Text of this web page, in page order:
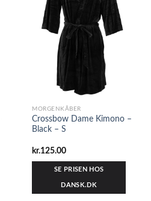
MORGENKÅBER
Crossbow Dame Kimono –
Black – S
kr.125.00
SE PRISEN HOS
DANSK.DK